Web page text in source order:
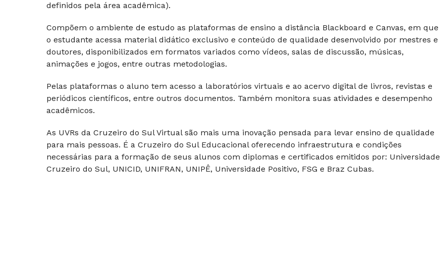
definidos pela área acadêmica).
Compõem o ambiente de estudo as plataformas de ensino a distância Blackboard e Canvas, em que
o estudante acessa material didático exclusivo e conteúdo de qualidade desenvolvido por mestres e
doutores, disponibilizados em formatos variados como vídeos, salas de discussão, músicas,
animações e jogos, entre outras metodologias.
Pelas plataformas o aluno tem acesso a laboratórios virtuais e ao acervo digital de livros, revistas e
periódicos científicos, entre outros documentos. Também monitora suas atividades e desempenho
acadêmicos.
As UVRs da Cruzeiro do Sul Virtual são mais uma inovação pensada para levar ensino de qualidade
para mais pessoas. É a Cruzeiro do Sul Educacional oferecendo infraestrutura e condições
necessárias para a formação de seus alunos com diplomas e certificados emitidos por: Universidade
Cruzeiro do Sul, UNICID, UNIFRAN, UNIPÊ, Universidade Positivo, FSG e Braz Cubas.